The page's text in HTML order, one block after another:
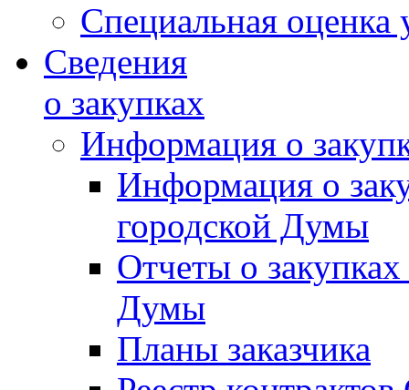
Специальная оценка
Сведения
о закупках
Информация о
Информация о
городской Думы
Отчеты о
Думы
Планы заказчика